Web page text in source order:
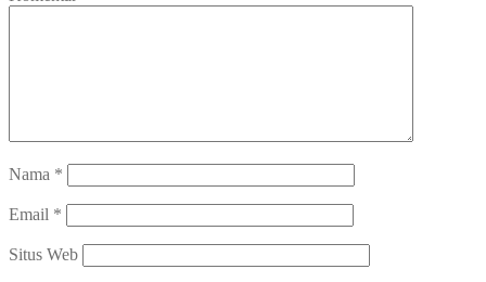
Nama *
Email *
Situs Web